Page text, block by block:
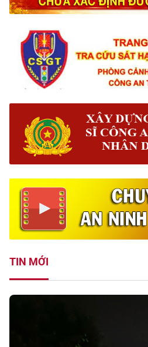
TIN MỚI